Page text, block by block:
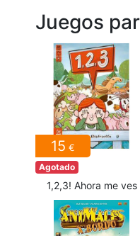
Juegos
15 €
Agotado
1,2,3! Ahora me ves